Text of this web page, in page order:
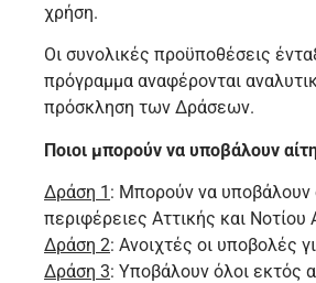
χρήση.
Οι συνολικές προϋποθέσεις
πρόγραμμα αναφέρονται
πρόσκληση των Δράσεων.
Ποιοι μπορούν να υποβάλουν
Δράση 1 : Μπορούν να υποβάλουν
περιφέρειες Αττικής και Νοτίου
Δράση 2: Ανοιχτές οι υποβολές
Δράση 3: Υποβάλουν όλοι εκτός